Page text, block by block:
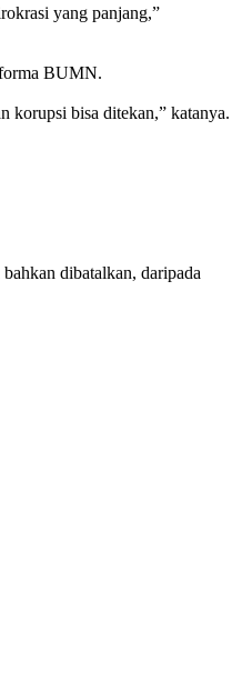
yang panjang,”
BUMN.
korupsi bisa ditekan,” katanya.
dibatalkan, daripada